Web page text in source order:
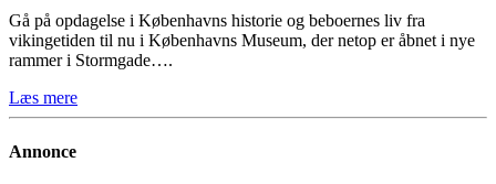
Gå på opdagelse i Københavns historie og beboernes liv fra
vikingetiden til nu i Københavns Museum, der netop er åbnet i nye
rammer i Stormgade….
Læs mere
Annonce